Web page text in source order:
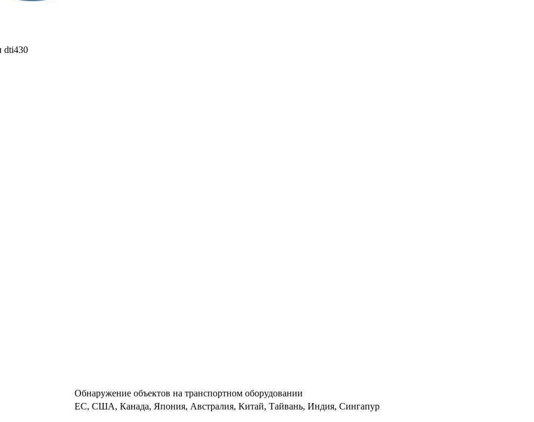
dti430
Обнаружение объектов на транспортном оборудовании
ЕС, США, Канада, Япония, Австралия, Китай, Тайвань, Индия, Сингапур